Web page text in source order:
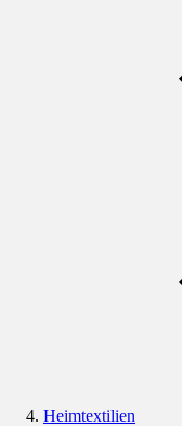
Heimtextilien